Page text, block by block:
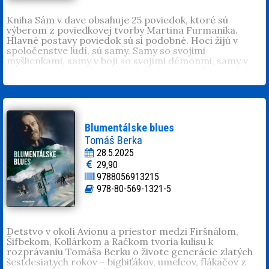
češtiny.
Kniha Sám v dave obsahuje 25 poviedok, ktoré sú
výberom z poviedkovej tvorby Martina Furmanika.
Hlavné postavy poviedok sú si podobné. Hoci žijú v
spoločenstve ľudí, sú samy. Samy so svojimi
myšlienkami, samy v boji so svojimi démonmi, samy v
Martin Furmanik
Spišskej Novej Vsi. Je autorom vyše stovky štúdií a
popularizačných článkov na tému histórie. Publikoval v
32 odborných a popularizačných periodikách. Jeho
články vyšli napríklad v Živote, Téme, Historickej revue,
Denníku N, či Postoji. Je autorom resp. spoluautorom
kníhSpiš a vznik Československej republiky
Rusínov na Spiši
Dejiny Nemcov na Spiši
dejinami Spiša, Putovanie dejinami Spiša IV
dejinamiaRodičia slávnych
Republiky. Väčšina poviedok v tejto knihe bola
členom Asociácie spisovateľov Slovenska.
Blumentálske blues
Tomáš Berka
28.5.2025
29,90
9788056913215
978-80-569-1321-5
Detstvo v okolí Avionu a priestor medzi Firšnálom,
Šifbekom, Kollárkom a Račkom tvoria kulisu k
rozprávaniu Tomáša Berku o živote generácie zlatých
šesťdesiatych rokov – bigbiťákov, umelcov, flákačov z